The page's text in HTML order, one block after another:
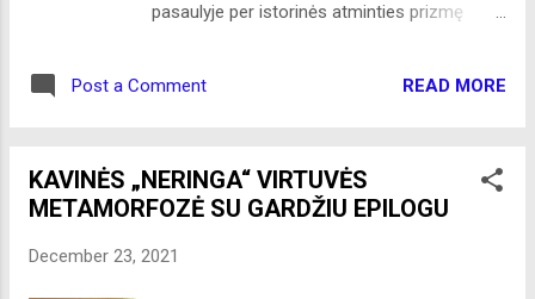
pasaulyje per istorinės atminties prizmę
pirmininkai Seimo narė Dalia Asanavičiūtė ir
Bružas sakė, kad šalies įvaizdis yra plati
tema ir į tai būtina pažvelgti per šalies ir
dėmesio gali būti nuvertinta mūsų tapatybė,
Post a Comment READ MORE
KAVINĖS „NERINGA“ VIRTUVĖS
METAMORFOZĖ SU GARDŽIU EPILOGU
December 23, 2021